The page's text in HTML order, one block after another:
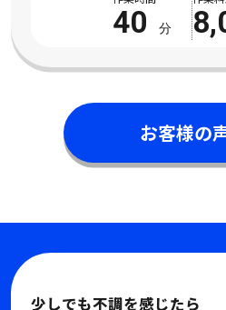
た。 電話対応から作業完了まで丁
40 分
お客様の
少しでも不調を感じたら